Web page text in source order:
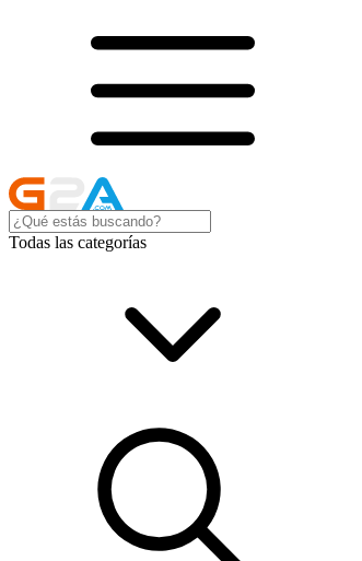
Todas las categorías